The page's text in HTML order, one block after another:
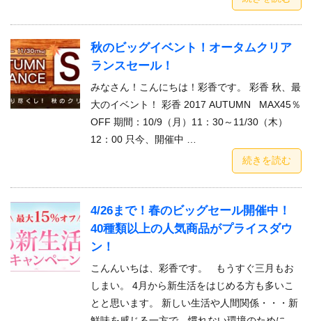
秋のビッグイベント！オータムクリア
ランスセール！
みなさん！こんにちは！彩香です。 彩香 秋、最
大のイベント！ 彩香 2017 AUTUMN MAX45％
OFF 期間：10/9（月）11：30～11/30（木）
12：00 只今、開催中 …
続きを読む
4/26まで！春のビッグセール開催中！
40種類以上の人気商品がプライスダウ
ン！
こんんいちは、彩香です。 もうすぐ三月もお
しまい。 4月から新生活をはじめる方も多いこ
とと思います。 新しい生活や人間関係・・・新